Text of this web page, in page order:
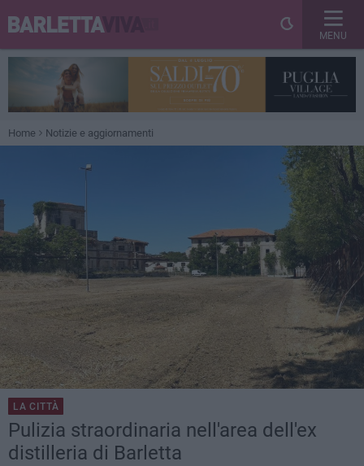
MENU
Home Notizie e aggiornamenti
LA CITTÀ
Pulizia straordinaria nell'area dell'ex
distilleria di Barletta